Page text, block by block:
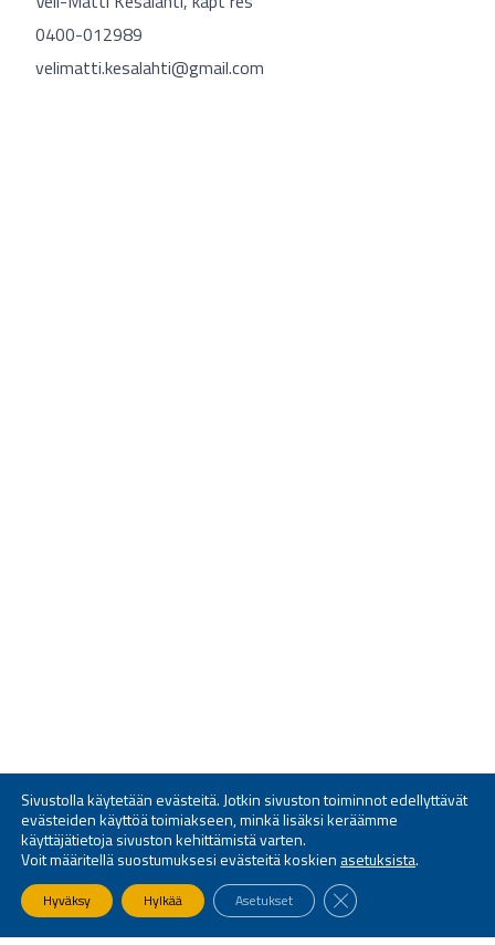
0400-012989
velimatti.kesalahti@gmail.com
Sivustolla käytetään evästeitä. Jotkin sivuston toiminnot edellyttävät
evästeiden käyttöä toimiakseen, minkä lisäksi keräämme
käyttäjätietoja sivuston kehittämistä varten.
Voit määritellä suostumuksesi evästeitä koskien asetuksista.
Hyväksy Hylkää Asetukset SULJE